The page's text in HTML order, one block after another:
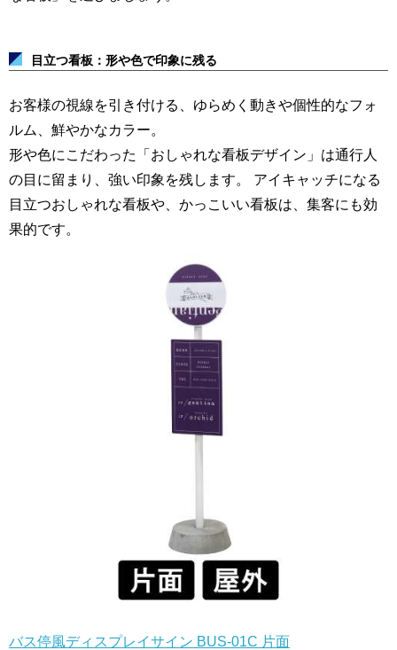
目立つ看板：形や色で印象に残る
お客様の視線を引き付ける、ゆらめく動きや個性的なフォ
ルム、鮮やかなカラー。
形や色にこだわった「おしゃれな看板デザイン」は通行人
の目に留まり、強い印象を残します。
アイキャッチになる
目立つおしゃれな看板や、かっこいい看板は、集客にも効
果的です。
バス停風ディスプレイサイン BUS-01C 片面